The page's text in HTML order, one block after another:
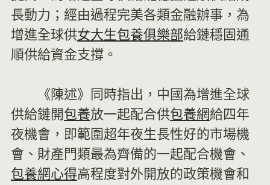
長動力；經由過程完美各類金融辦事，為
增進全球供女大生包養俱樂部給鏈穩固通
順供給資金支撐。
《陳述》同時指出，中國為增進全球
供給鏈開包養放一起配合供包養網給四年
夜機會，即範圍超年夜生長性好的市場機
會、財產門類最為齊備的一起配合機會、
包養網心得高程度對外開放的政策機會和